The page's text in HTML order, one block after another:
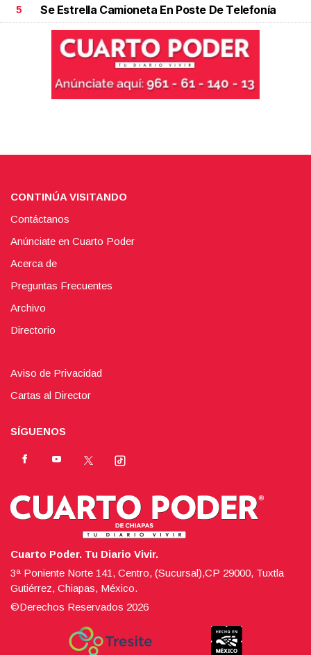
5 Se Estrella Camioneta En Poste De Telefonía
CONTINÚA VISITANDO
Contáctanos
Anúnciate en Cuarto Poder
Acerca de
Preguntas Frecuentes
Archivo
Directorio
Aviso de Privacidad
Cartas al Director
SÍGUENOS
Cuarto Poder. Tu Diario Vivir.
3ª Poniente Norte 141, Centro, (Sucursal),CP 29000, Tuxtla
Gutiérrez, Chiapas, México.
©Derechos Reservados 2026